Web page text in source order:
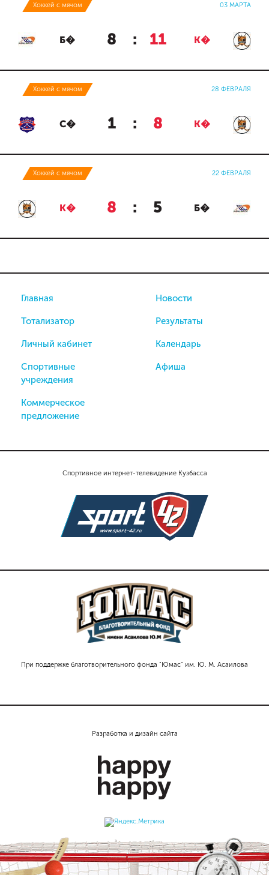
Хоккей с мячом 03 МАРТА
Б� 8 : 11 К�
Хоккей с мячом 28 ФЕВРАЛЯ
С� 1 : 8 К�
Хоккей с мячом 22 ФЕВРАЛЯ
К� 8 : 5 Б�
Спортивное интернет-телевидение Кузбасса
При поддержке благотворительного фонда "Юмас" им. Ю. М. Асаилова
Главная
Тотализатор
Личный кабинет
Спортивные
учреждения
Коммерческое
предложение
Новости
Результаты
Календарь
Афиша
Разработка и дизайн сайта